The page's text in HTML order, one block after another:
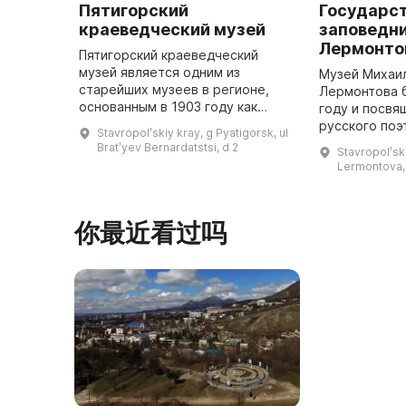
Пятигорский
краеведческий музей
Пятигорский краеведческий
музей является одним из
старейших музеев в регионе,
основанным в 1903 году как
общества. В настоящее время
Пятигорский краеведческий
Stavropolʹskiy kray, g Pyatigorsk, ul
Bratʹyev Bernardatstsi, d 2
Музей
Лермонтова
году и
русского
你最近看过吗